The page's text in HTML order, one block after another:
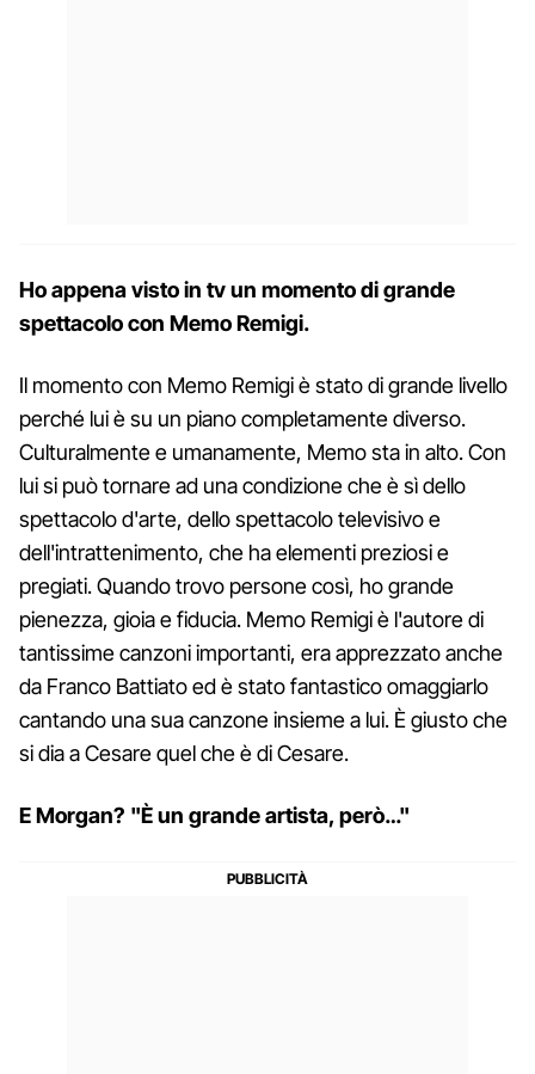
Ho appena visto in tv un momento di grande
spettacolo con Memo Remigi.
Il momento con Memo Remigi è stato di grande livello
perché lui è su un piano completamente diverso.
Culturalmente e umanamente, Memo sta in alto. Con
lui si può tornare ad una condizione che è sì dello
spettacolo d'arte, dello spettacolo televisivo e
dell'intrattenimento, che ha elementi preziosi e
pregiati. Quando trovo persone così, ho grande
pienezza, gioia e fiducia. Memo Remigi è l'autore di
tantissime canzoni importanti, era apprezzato anche
da Franco Battiato ed è stato fantastico omaggiarlo
cantando una sua canzone insieme a lui. È giusto che
si dia a Cesare quel che è di Cesare.
E Morgan? "È un grande artista, però…"